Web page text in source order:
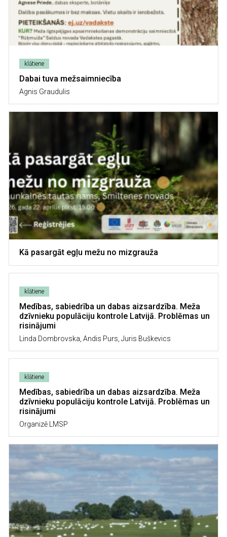
klātiene
Dabai tuva mežsaimniecība
Agnis Graudulis
Kā pasargāt egļu mežu no mizgrauža
klātiene
Medības, sabiedrība un dabas aizsardzība. Meža
dzīvnieku populāciju kontrole Latvijā. Problēmas un
risinājumi
Linda Dombrovska, Andis Purs, Juris Buškevics
klātiene
Medības, sabiedrība un dabas aizsardzība. Meža
dzīvnieku populāciju kontrole Latvijā. Problēmas un
risinājumi
Organizē LMSP